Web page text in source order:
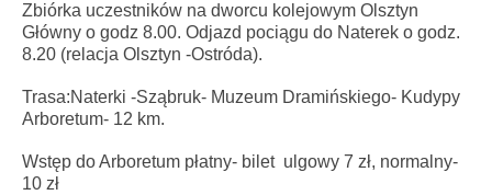
Zbiórka uczestników na dworcu kolejowym Olsztyn
Główny o godz 8.00. Odjazd pociągu do Naterek o godz.
8.20 (relacja Olsztyn -Ostróda).
Trasa:Naterki -Sząbruk- Muzeum Dramińskiego- Kudypy
Arboretum- 12 km.
Wstęp do Arboretum płatny- bilet ulgowy 7 zł, normalny-
10 zł